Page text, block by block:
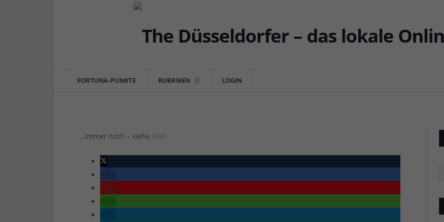
FORTUNA-PUNKTE RUBRIKEN LOGIN
…immer noch – siehe hier.